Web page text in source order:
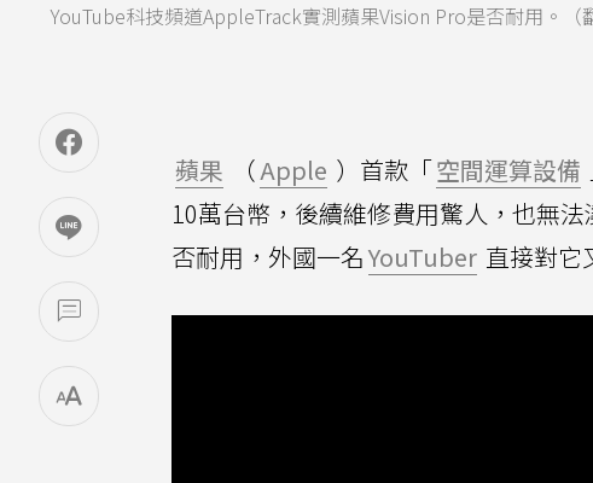
YouTube科技頻道AppleTrack實測蘋果Vision Pro是否耐用。（
蘋果 （Apple ）首款「空間運算設備
10萬台幣，後續維修費用驚人，也無
否耐用，外國一名YouTuber 直接對它